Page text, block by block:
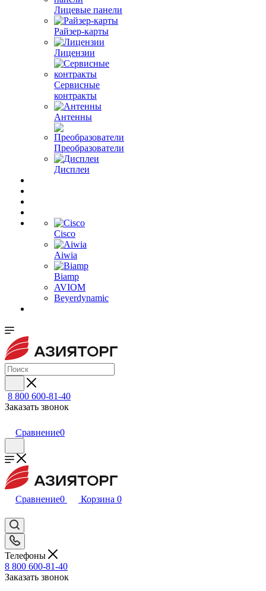
Лицевые панели
Райзер-карты
Лицензии
Сервисные
контракты
Антенны
Преобразователи
Дисплеи
Cisco
Aiwia
Biamp
AVIOM
Beyerdynamic
8 800 600-81-40
Заказать звонок
Сравнение0
Сравнение0 Корзина 0
Телефоны
8 800 600-81-40
Заказать звонок